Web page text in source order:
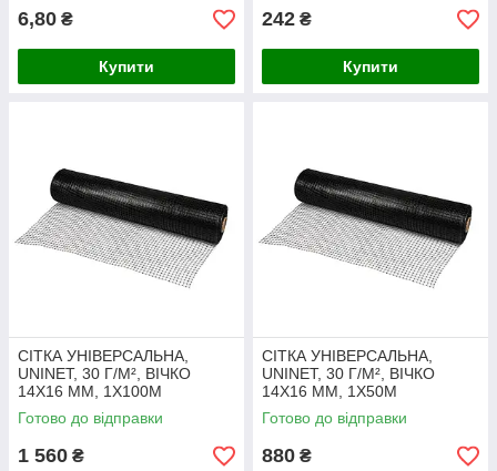
6,80 ₴
Купити
242 ₴
Купити
СІТКА УНІВЕРСАЛЬНА,
UNINET, 30 Г/М², ВІЧКО
14Х16 ММ, 1Х100М
Готово до відправки
1 560 ₴
СІТКА УНІВЕРСАЛЬНА,
UNINET, 30 Г/М², ВІЧКО
14Х16 ММ, 1Х50М
Готово до відправки
880 ₴